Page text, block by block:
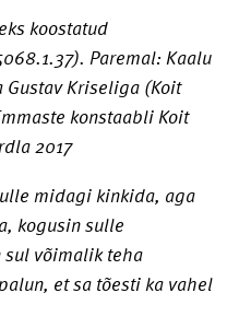
koostatud
Paremal: Kaalu
Kriseliga (Koit
konstaabli Koit
2017
midagi kinkida, aga
kogusin sulle
võimalik teha
et sa tõesti ka vahel